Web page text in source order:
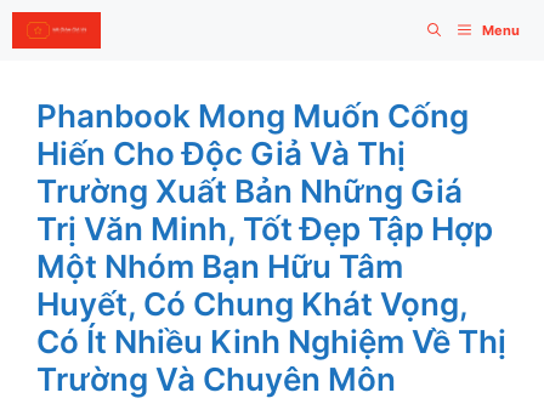
Skip
to
Menu
Phanbook Mong Muốn Cống
Hiến Cho Độc Giả Và Thị
Trường Xuất Bản Những Giá
Trị Văn Minh, Tốt Đẹp Tập Hợp
Một Nhóm Bạn Hữu Tâm
Huyết, Có Chung Khát Vọng,
Có Ít Nhiều Kinh Nghiệm Về Thị
Trường Và Chuyên Môn